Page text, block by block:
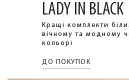
LADY IN BLACK
Кращі комплекти
вічному та модному
кольорі
ДО ПОКУПОК